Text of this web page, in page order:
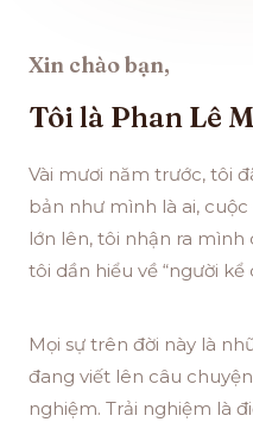
Xin chào bạn,
Tôi là Phan Lê
Vài mươi năm trước, tôi
bản như mình là ai,
lớn lên, tôi nhận ra mình
tôi dần hiểu về “người kể
Mọi sự trên đời này là
đang viết lên câu
nghiệm. Trải nghiệm là